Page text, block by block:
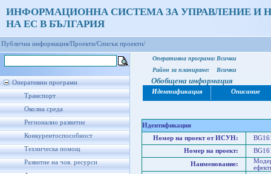
ИНФОРМАЦИОННА СИСТЕМА ЗА УПРАВЛЕНИЕ И
НА ЕС В БЪЛГАРИЯ
Публична информация/Проекти/Списък проекти/
Оперативни програми
Транспорт
Околна среда
Регионално развитие
Конкурентоспособност
Техническа помощ
Развитие на чов. ресурси
Оперативна програма: Всички
Район за планиране:
Всички
Обобщена информация
Идентификация Описание
Идентификация
Номер на проект от ИСУН:
Номер на проект:
Наименование: